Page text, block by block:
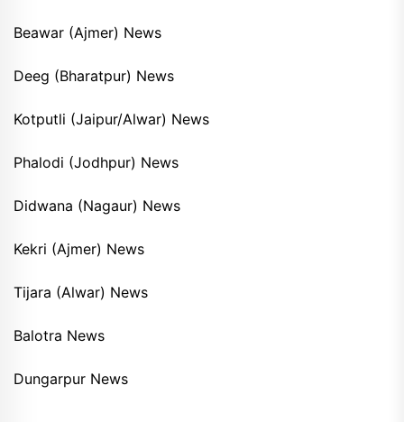
Beawar (Ajmer) News
Deeg (Bharatpur) News
Kotputli (Jaipur/Alwar) News
Phalodi (Jodhpur) News
Didwana (Nagaur) News
Kekri (Ajmer) News
Tijara (Alwar) News
Balotra News
Dungarpur News